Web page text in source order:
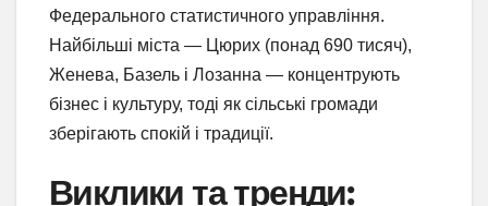
Федерального статистичного управління.
Найбільші міста — Цюрих (понад 690 тисяч),
Женева, Базель і Лозанна — концентрують
бізнес і культуру, тоді як сільські громади
зберігають спокій і традиції.
Виклики та тренди: